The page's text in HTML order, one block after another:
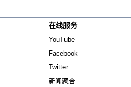
在线服务
YouTube
Facebook
Twitter
新闻聚合